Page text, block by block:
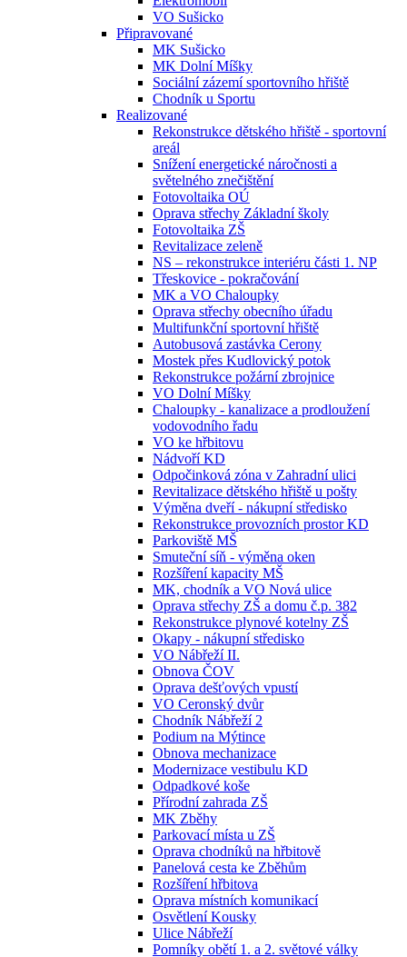
VO Sušicko
Připravované
MK Sušicko
MK Dolní Míšky
Sociální zázemí sportovního hřiště
Chodník u Sportu
Realizované
Rekonstrukce dětského hřiště - sportovní
areál
Snížení energetické náročnosti a
světelného znečištění
Fotovoltaika OÚ
Oprava střechy Základní školy
Fotovoltaika ZŠ
Revitalizace zeleně
NS – rekonstrukce interiéru části 1. NP
Třeskovice - pokračování
MK a VO Chaloupky
Oprava střechy obecního úřadu
Multifunkční sportovní hřiště
Autobusová zastávka Cerony
Mostek přes Kudlovický potok
Rekonstrukce požární zbrojnice
VO Dolní Míšky
Chaloupky - kanalizace a prodloužení
vodovodního řadu
VO ke hřbitovu
Nádvoří KD
Odpočinková zóna v Zahradní ulici
Revitalizace dětského hřiště u pošty
Výměna dveří - nákupní středisko
Rekonstrukce provozních prostor KD
Parkoviště MŠ
Smuteční síň - výměna oken
Rozšíření kapacity MŠ
MK, chodník a VO Nová ulice
Oprava střechy ZŠ a domu č.p. 382
Rekonstrukce plynové kotelny ZŠ
Okapy - nákupní středisko
VO Nábřeží II.
Obnova ČOV
Oprava dešťových vpustí
VO Ceronský dvůr
Chodník Nábřeží 2
Podium na Mýtince
Obnova mechanizace
Modernizace vestibulu KD
Odpadkové koše
Přírodní zahrada ZŠ
MK Zběhy
Parkovací místa u ZŠ
Oprava chodníků na hřbitově
Panelová cesta ke Zběhům
Rozšíření hřbitova
Oprava místních komunikací
Osvětlení Kousky
Ulice Nábřeží
Pomníky obětí 1. a 2. světové války